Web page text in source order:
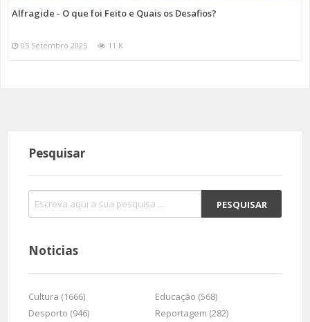
Alfragide - O que foi Feito e Quais os Desafios?
05 Setembro 2025 11 K
Pesquisar
Noticias
Cultura (1666)
Educação (568)
Desporto (946)
Reportagem (282)